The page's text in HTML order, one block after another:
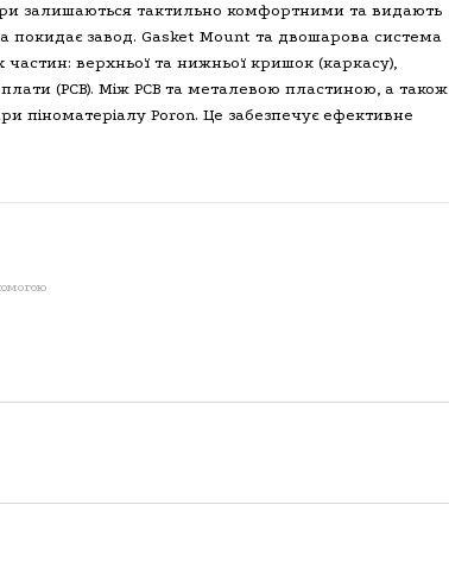
залишаються тактильно комфортними та видають
покидає завод. Gasket Mount та двошарова система
верхньої та нижньої кришок (каркасу),
(PCB). Між PCB та металевою пластиною, а також
Poron. Це забезпечує ефективне